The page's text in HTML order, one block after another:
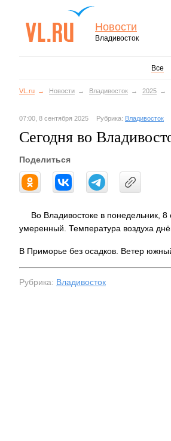
Новости
Владивосток
Все
VL.ru Новости Владивосток 2025
07:00, 8 сентября 2025 Рубрика: Владивосток
Сегодня во
Поделиться
Во Владивостоке в понедельник,
умеренный. Температура воздуха
В Приморье без осадков. Ветер
Рубрика: Владивосток